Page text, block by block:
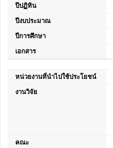
ปีปฏิทิน
ปีงบประมาณ
ปีการศึกษา
เอกสาร
หน่วยงานที่นำไปใช้ประโยชน์
งานวิจัย
คณะ